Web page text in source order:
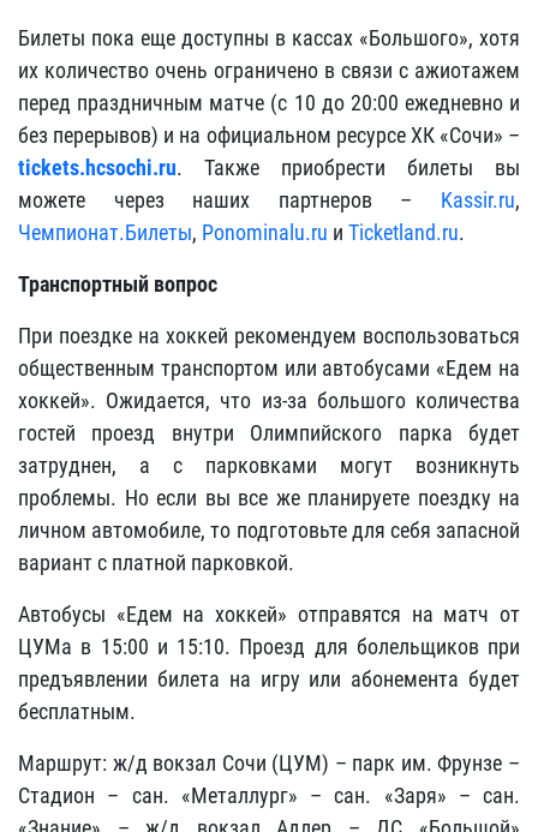
Билеты пока еще доступны в кассах «Большого», хотя
их количество очень ограничено в связи с ажиотажем
перед праздничным матче (с 10 до 20:00 ежедневно и
без перерывов) и на официальном ресурсе ХК «Сочи» –
tickets.hcsochi.ru. Также приобрести билеты вы
можете через наших партнеров – Kassir.ru,
Чемпионат.Билеты, Ponominalu.ru и Ticketland.ru.
Транспортный вопрос
При поездке на хоккей рекомендуем воспользоваться
общественным транспортом или автобусами «Едем на
хоккей». Ожидается, что из-за большого количества
гостей проезд внутри Олимпийского парка будет
затруднен, а с парковками могут возникнуть
проблемы. Но если вы все же планируете поездку на
личном автомобиле, то подготовьте для себя запасной
вариант с платной парковкой.
Автобусы «Едем на хоккей» отправятся на матч от
ЦУМа в 15:00 и 15:10. Проезд для болельщиков при
предъявлении билета на игру или абонемента будет
бесплатным.
Маршрут: ж/д вокзал Сочи (ЦУМ) – парк им. Фрунзе –
Стадион – сан. «Металлург» – сан. «Заря» – сан.